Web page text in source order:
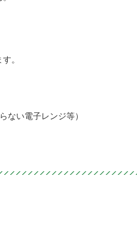
。
ない電子レンジ等）